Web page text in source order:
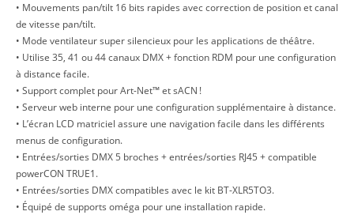
• Mouvements pan/tilt 16 bits rapides avec correction de position et canal
de vitesse pan/tilt.
• Mode ventilateur super silencieux pour les applications de théâtre.
• Utilise 35, 41 ou 44 canaux DMX + fonction RDM pour une configuration
à distance facile.
• Support complet pour Art-Net™ et sACN !
• Serveur web interne pour une configuration supplémentaire à distance.
• L’écran LCD matriciel assure une navigation facile dans les différents
menus de configuration.
• Entrées/sorties DMX 5 broches + entrées/sorties RJ45 + compatible
powerCON TRUE1.
• Entrées/sorties DMX compatibles avec le kit BT-XLR5TO3.
• Équipé de supports oméga pour une installation rapide.